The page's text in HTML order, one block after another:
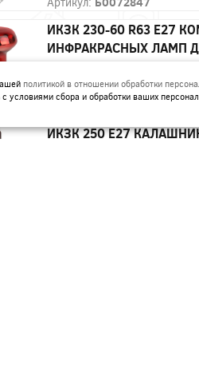
ИКЗК 230-60 R63 E27
ИНФРАКРАСНЫХ ЛАМП
Артикул:Б0072848
ИКЗК 250 Е27
политикой в отношении обработки
с условиями сбора и обработки ваших